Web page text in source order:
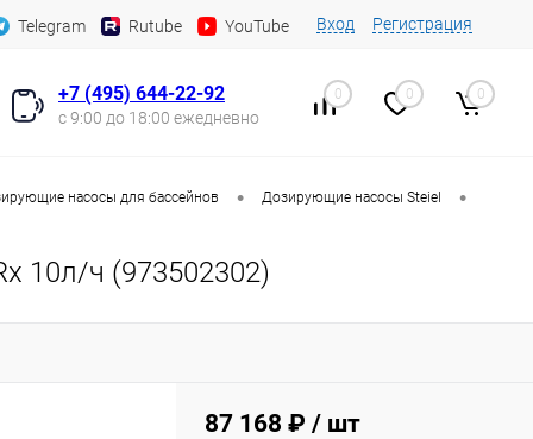
Telegram Rutube YouTube Вход Регистрация
+7 (495) 644-22-92
с 9:00 до 18:00 ежедневно
0 0 0
насосы для бассейнов • Дозирующие насосы Steiel •
10л/ч (973502302)
87 168 ₽ / шт